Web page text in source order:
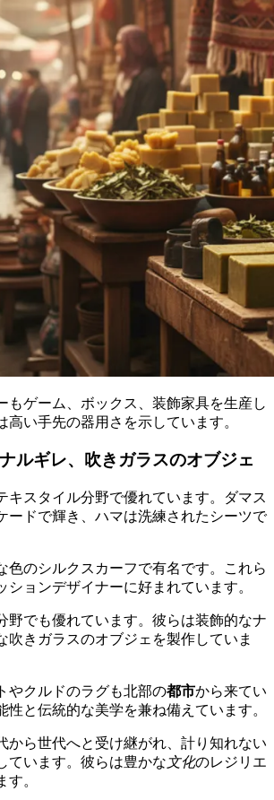
もゲーム、ボックス、装飾家具を生産し
高い手先の器用さを示しています。
ルギレ、吹きガラスのオブジェ
キスタイル分野で優れています。ダマス
ードで輝き、ハマは洗練されたシーツで
色のシルクスカーフで有名です。これら
ションデザイナーに好まれています。
野でも優れています。彼らは装飾的なナ
吹きガラスのオブジェを製作していま
やクルドのラグも北部の都市から来てい
性と伝統的な美学を兼ね備えています。
から世代へと受け継がれ、計り知れない
ています。彼らは豊かな文化のレジリエ
す。